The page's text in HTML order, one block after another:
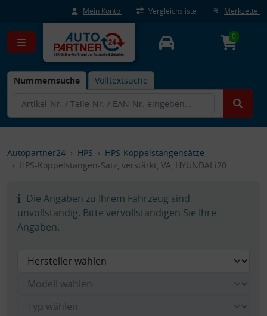
Mein Konto Vergleichsliste Merkzettel
Nummernsuche Volltextsuche
0
Autopartner24 HPS
HPS-Koppelstangensätze
HPS-Koppelstangen-Satz, verstärkt, VA, HYUNDAI i20
Die Angaben zu Ihrem Fahrzeug sind
unvollständig. Bitte vervollständigen Sie Ihre
Angaben.